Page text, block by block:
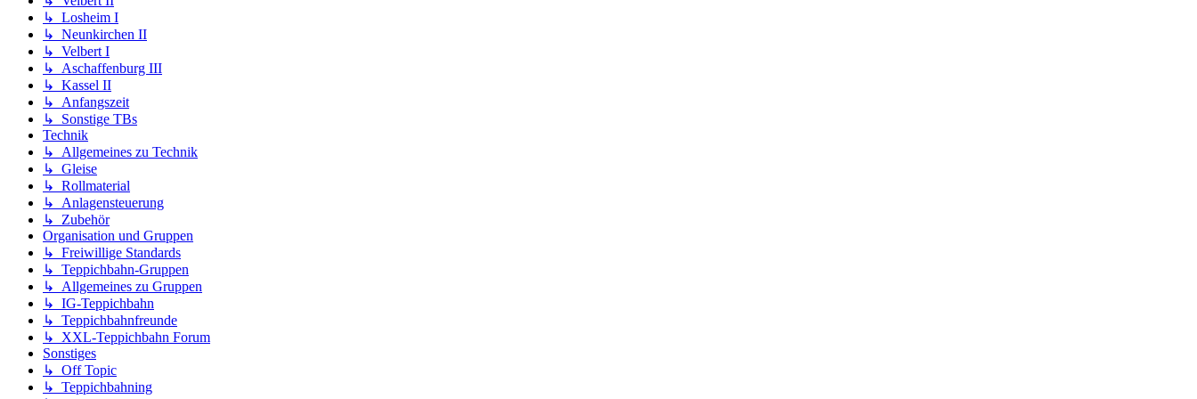
↳ Losheim I
↳ Neunkirchen II
↳ Velbert I
↳ Aschaffenburg III
↳ Kassel II
↳ Anfangszeit
↳ Sonstige TBs
Technik
↳ Allgemeines zu Technik
↳ Gleise
↳ Rollmaterial
↳ Anlagensteuerung
↳ Zubehör
Organisation und Gruppen
↳ Freiwillige Standards
↳ Teppichbahn-Gruppen
↳ Allgemeines zu Gruppen
↳ IG-Teppichbahn
↳ Teppichbahnfreunde
↳ XXL-Teppichbahn Forum
Sonstiges
↳ Off Topic
↳ Teppichbahning